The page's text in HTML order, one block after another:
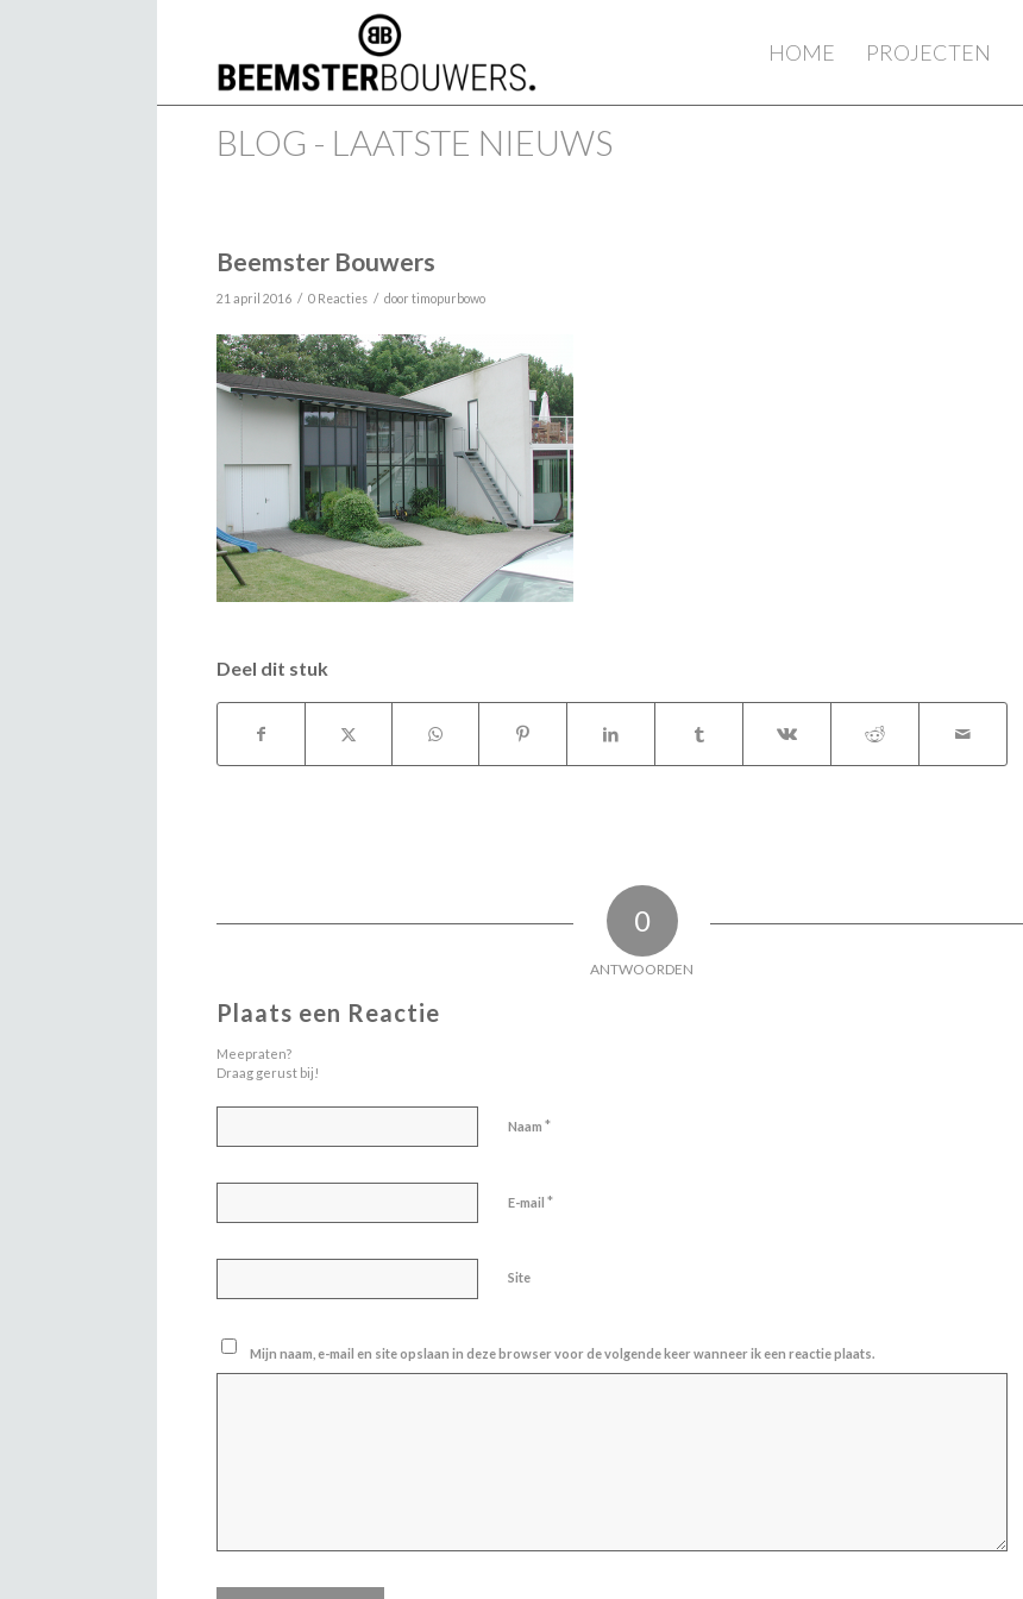
HOME PROJECTEN
BLOG - LAATSTE NIEUWS
Beemster Bouwers
21 april 2016 / 0 Reacties / door timopurbowo
Deel dit stuk
0
ANTWOORDEN
Plaats een Reactie
Meepraten?
Draag gerust bij!
Naam *
E-mail *
Site
Mijn naam, e-mail en site opslaan in deze browser voor de volgende keer wanneer ik een reactie plaats.